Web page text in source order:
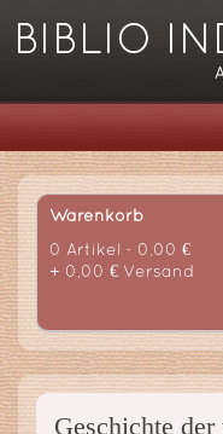
Warenkorb
0 Artikel - 0,00 €
+ 0,00 € Versand
Geschichte